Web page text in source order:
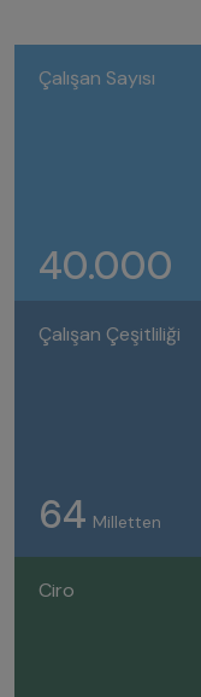
Çalışan Sayısı
40.000
Çalışan Çeşitliliği
64 Milletten
Ciro